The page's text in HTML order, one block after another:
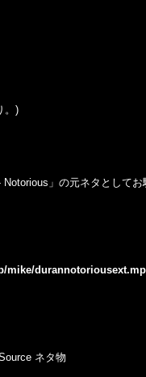
。)
」の元ネタとして
mike/
ネタ物